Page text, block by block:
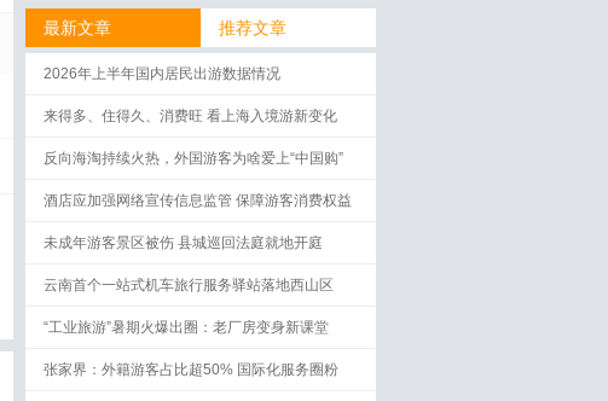
最新文章 推荐文章
2026年上半年国内居民出游数据情况
来得多、住得久、消费旺 看上海入境游新变化
反向海淘持续火热，外国游客为啥爱上“中国购”
酒店应加强网络宣传信息监管 保障游客消费权益
未成年游客景区被伤 县城巡回法庭就地开庭
云南首个一站式机车旅行服务驿站落地西山区
“工业旅游”暑期火爆出圈：老厂房变身新课堂
张家界：外籍游客占比超50% 国际化服务圈粉